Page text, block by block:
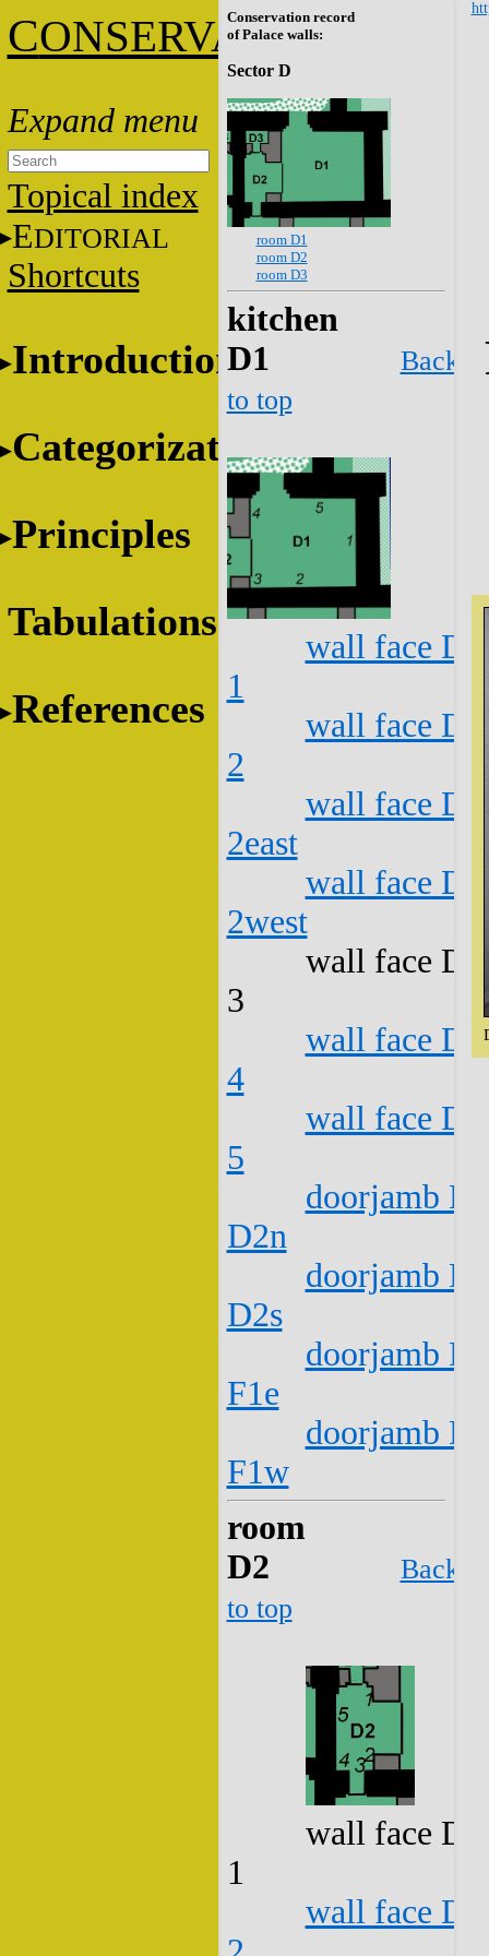
CONSERVATION
Topical index
EDITORIAL
Shortcuts
Introduction
Categorization
Principles
Tabulations
References
Conservation record
of Palace walls:
Sector D
room D1
room D2
room D3
kitchen
D1
Back
to top
wall face
1
wall face
2
wall face
2east
wall face
2west
wall face
3
wall face
4
wall face
5
doorjamb
D2n
doorjamb
D2s
doorjamb
F1e
doorjamb
F1w
room
D2
Back
to top
wall face
1
wall face